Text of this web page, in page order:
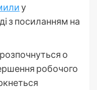
у
з посиланням на
о
робочого